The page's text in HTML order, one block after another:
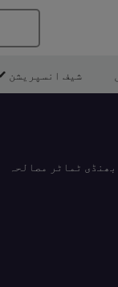
شیف انسپریشن
بھنڈی ٹماٹر مصالحہ